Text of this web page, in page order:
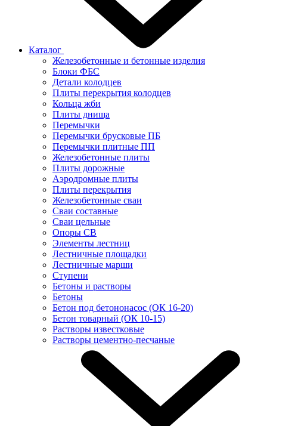
Каталог
Железобетонные и бетонные изделия
Блоки ФБС
Детали колодцев
Плиты перекрытия колодцев
Кольца жби
Плиты днища
Перемычки
Перемычки брусковые ПБ
Перемычки плитные ПП
Железобетонные плиты
Плиты дорожные
Аэродромные плиты
Плиты перекрытия
Железобетонные сваи
Сваи составные
Сваи цельные
Опоры СВ
Элементы лестниц
Лестничные площадки
Лестничные марши
Ступени
Бетоны и растворы
Бетоны
Бетон под бетононасос (ОК 16-20)
Бетон товарный (ОК 10-15)
Растворы известковые
Растворы цементно-песчаные